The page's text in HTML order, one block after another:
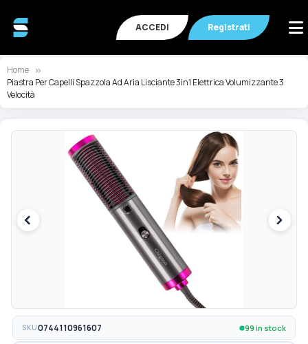
ACCEDI Registrati
Home
Piastra Per Capelli Spazzola Ad Aria Lisciante 3in1 Elettrica Volumizzante 3
Velocità
Vai
immagini
Vai
SKU0744110961607 99 in stock